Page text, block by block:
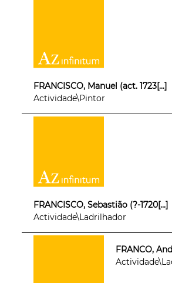
FRANCISCO, Manuel (act. 1723[...]
Actividade\Pintor
FRANCISCO, Sebastião (?-1720[...]
Actividade\Ladrilhador
FRANCO,